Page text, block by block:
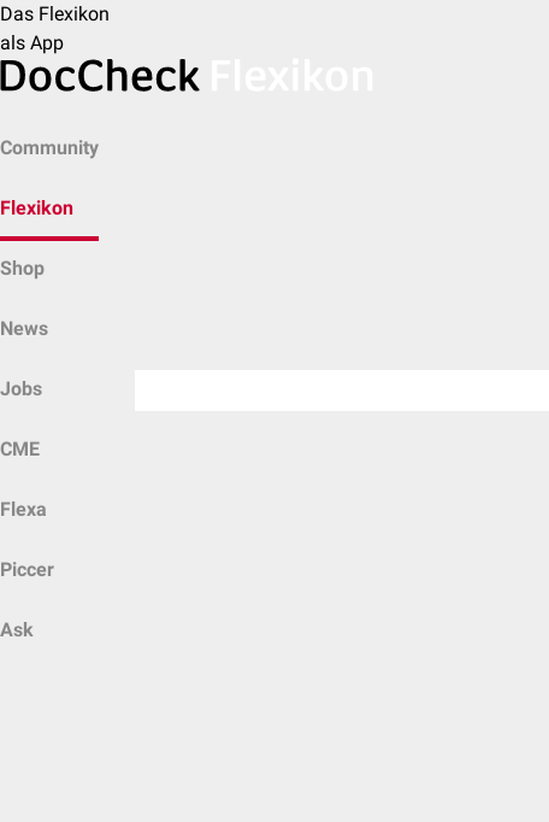
Das Flexikon
als App
Community
Flexikon
Shop
News
Jobs
CME
Flexa
Piccer
Ask